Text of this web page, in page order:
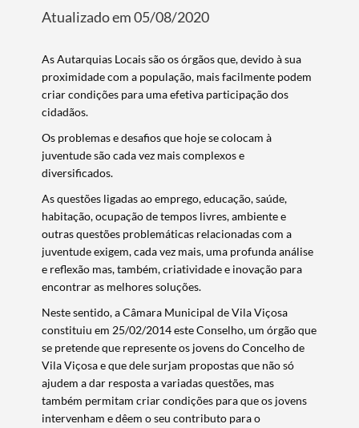
Termo de Pesquisa
Atualizado em 05/08/2020
​​As Autarquias Locais são os órgãos que, devido à sua
proximidade com a população, mais facilmente podem
criar condições para uma efetiva participação dos
cidadãos.
Os problemas e desafios que hoje se colocam à
juventude são cada vez mais complexos e
diversificados.
As questões ligadas ao emprego, educação, saúde,
habitação, ocupação de tempos livres, ambiente e
outras questões problemáticas relacionadas com a
juventude exigem, cada vez mais, uma profunda análise
e reflexão mas, também, criatividade e inovação para
encontrar as melhores soluções.
Neste sentido, a Câmara Municipal de Vila Viçosa
constituiu em 25/02/2014 este Conselho, um órgão que
se pretende que represente os jovens do Concelho de
Vila Viçosa e que dele surjam propostas que não só
ajudem a dar resposta a variadas questões, mas
também permitam criar condições para que os jovens
intervenham e dêem o seu contributo para o